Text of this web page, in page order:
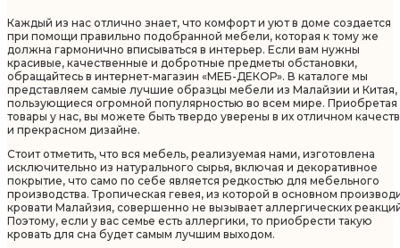
Каждый из нас отлично знает, что комфорт и уют в доме создается
при помощи правильно подобранной мебели, которая к тому же
должна гармонично вписываться в интерьер. Если вам нужны
красивые, качественные и добротные предметы обстановки,
обращайтесь в интернет-магазин «МЕБ-ДЕКОР». В каталоге мы
представляем самые лучшие образцы мебели из Малайзии и Китая,
пользующиеся огромной популярностью во всем мире. Приобретая
товары у нас, вы можете быть твердо уверены в их отличном
и прекрасном дизайне.
Стоит отметить, что вся мебель, реализуемая нами, изготовлена
исключительно из натурального сырья, включая и декоративное
покрытие, что само по себе является редкостью для мебельного
производства. Тропическая гевея, из которой в основном
кровати Малайзия, совершенно не вызывает аллергических
Поэтому, если у вас семье есть аллергики, то приобрести такую
кровать для сна будет самым лучшим выходом.